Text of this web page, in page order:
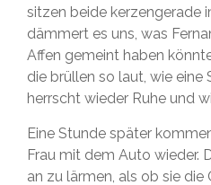
sitzen beide kerzengerade
dämmert es uns, was
Affen gemeint haben
die brüllen so laut, wie eine
herrscht wieder Ruhe und
Eine Stunde später
Frau mit dem Auto wieder.
an zu lärmen, als ob sie